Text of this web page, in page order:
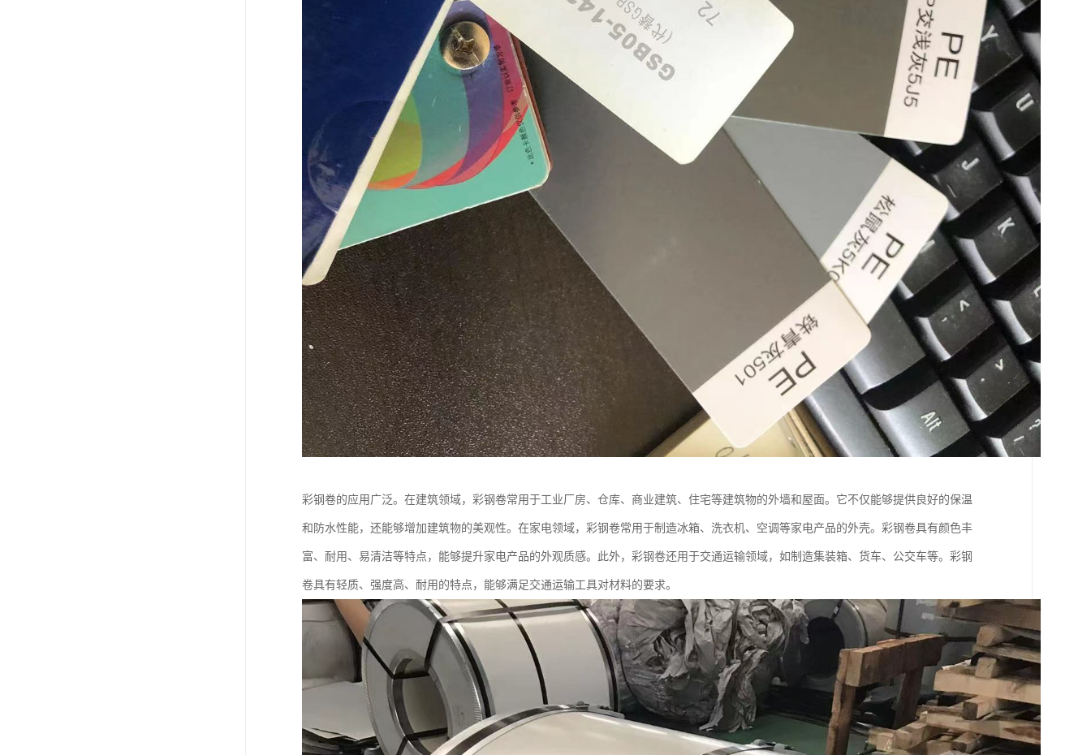
彩钢卷的应用广泛。在建筑领域，彩钢卷常用于工业厂房、仓库、商业建筑、住宅等建筑物的外墙和屋面。它不仅能够提供良好的保温
和防水性能，还能够增加建筑物的美观性。在家电领域，彩钢卷常用于制造冰箱、洗衣机、空调等家电产品的外壳。彩钢卷具有颜色丰
富、耐用、易清洁等特点，能够提升家电产品的外观质感。此外，彩钢卷还用于交通运输领域，如制造集装箱、货车、公交车等。彩钢
卷具有轻质、强度高、耐用的特点，能够满足交通运输工具对材料的要求。